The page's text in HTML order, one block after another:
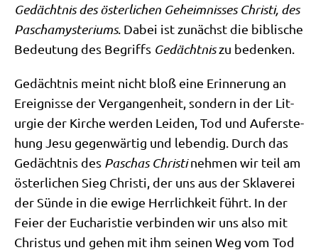
Gedächt­nis des öster­li­chen Geheim­nis­ses Chri­sti, des
Pas­cha­my­ste­ri­ums. Dabei ist zunächst die bibli­sche
Bedeu­tung des Begriffs Gedächt­niszu bedenken.
Gedächt­nis meint nicht bloß eine Erin­ne­rung an
Ereig­nis­se der Ver­gan­gen­heit, son­dern in der Lit­
ur­gie der Kir­che wer­den Lei­den, Tod und Auf­er­ste­
hung Jesu gegen­wär­tig und leben­dig. Durch das
Gedächt­nis des Paschas Chri­stineh­men wir teil am
öster­li­chen Sieg Chri­sti, der uns aus der Skla­ve­rei
der Sün­de in die ewi­ge Herr­lich­keit führt. In der
Fei­er der Eucha­ri­stie ver­bin­den wir uns also mit
Chri­stus und gehen mit ihm sei­nen Weg vom Tod